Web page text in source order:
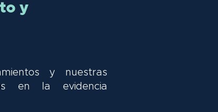
y
y nuestras
en la evidencia